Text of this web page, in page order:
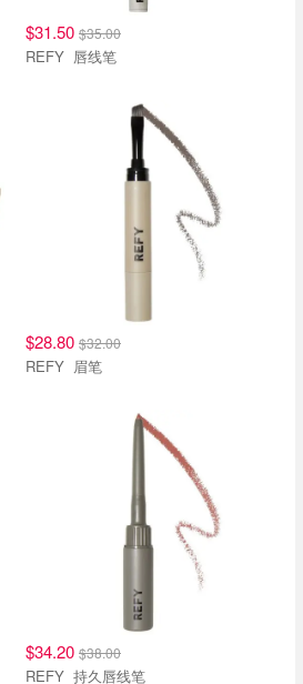
$31.50 $35.00
REFY 唇线笔
$28.80 $32.00
REFY 眉笔
$34.20 $38.00
REFY 持久唇线笔